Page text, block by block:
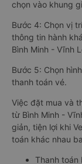
chọn vào khung
Bước 4: Chọn vị
thông tin hành
Bình Minh - Vĩnh
Bước 5: Chọn
thanh toán vé.
Việc đặt mua và
từ Bình Minh -
giản, tiện lợi khi
toán khác nhau
Thanh toán